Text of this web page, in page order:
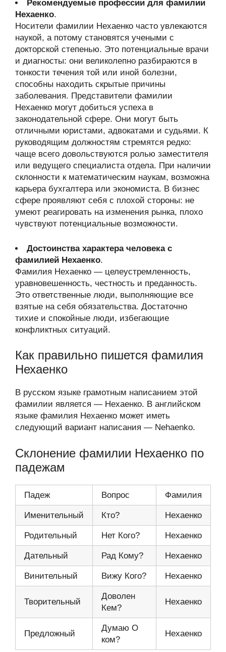
Рекомендуемые профессии для фамилии
Нехаенко.
Носители фамилии Нехаенко часто увлекаются
наукой, а потому становятся учеными с
докторской степенью. Это потенциальные врачи
и диагносты: они великолепно разбираются в
тонкости течения той или иной болезни,
способны находить скрытые причины
заболевания. Представители фамилии
Нехаенко могут добиться успеха в
законодательной сфере. Они могут быть
отличными юристами, адвокатами и судьями. К
руководящим должностям стремятся редко:
чаще всего довольствуются ролью заместителя
или ведущего специалиста отдела. При наличии
склонности к математическим наукам, возможна
карьера бухгалтера или экономиста. В бизнес
сфере проявляют себя с плохой стороны: не
умеют реагировать на изменения рынка, плохо
чувствуют потенциальные возможности.
Достоинства характера человека с
фамилией Нехаенко.
Фамилия Нехаенко — целеустремленность,
уравновешенность, честность и преданность.
Это ответственные люди, выполняющие все
взятые на себя обязательства. Достаточно
тихие и спокойные люди, избегающие
конфликтных ситуаций.
Как правильно пишется фамилия
Нехаенко
В русском языке грамотным написанием этой
фамилии является — Нехаенко. В английском
языке фамилия Нехаенко может иметь
следующий вариант написания — Nehaenko.
Склонение фамилии Нехаенко по
падежам
Падеж Вопрос Фамилия
Именительный Кто? Нехаенко
Родительный Нет Кого? Нехаенко
Дательный Рад Кому? Нехаенко
Винительный Вижу Кого? Нехаенко
Творительный
Доволен
Кем?
Нехаенко
Предложный
Думаю О
ком?
Нехаенко